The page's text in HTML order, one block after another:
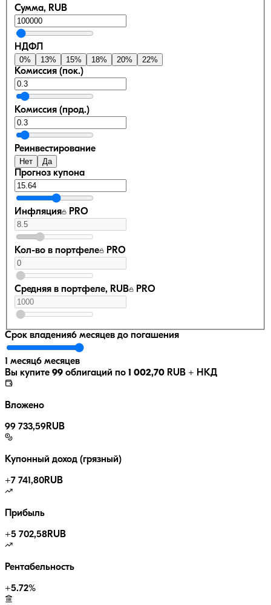
Сумма, RUB
НДФЛ
0% 13% 15% 18% 20% 22%
Комиссия (пок.)
Комиссия (прод.)
Реинвестирование
Нет Да
Прогноз купона
Инфляция PRO
Кол-во в портфеле PRO
Средняя в портфеле, RUB PRO
Срок владения6 месяцев до погашения
1 месяц6 месяцев
Вы купите 99 облигаций по 1 002,70 RUB + НКД
Вложено
99 733,59RUB
Купонный доход (грязный)
+7 741,80RUB
Прибыль
+5 702,58RUB
Рентабельность
+5.72%